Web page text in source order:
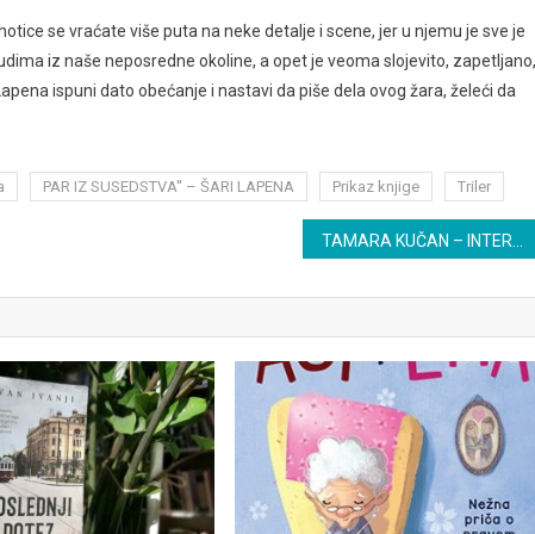
se vraćate više puta na neke detalje i scene, jer u njemu je sve je
iz naše neposredne okoline, a opet je veoma slojevito, zapetljano,
ispuni dato obećanje i nastavi da piše dela ovog žara, želeći da
PAR IZ SUSEDSTVA'' – ŠARI LAPENA Prikaz knjige Triler